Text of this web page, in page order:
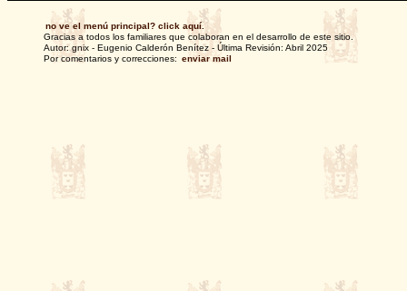
no ve el menú principal? click aquí.
Gracias a todos los familiares que colaboran en el desarrollo de este sitio.
Autor: gnix - Eugenio Calderón Benítez - Última Revisión: Abril 2025
Por comentarios y correcciones: enviar mail